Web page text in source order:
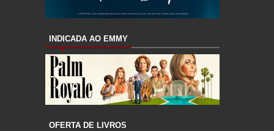
INDICADA AO EMMY
OFERTA DE LIVROS